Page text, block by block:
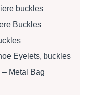
buckles
Buckles
Eyelets, buckles
– Metal Bag